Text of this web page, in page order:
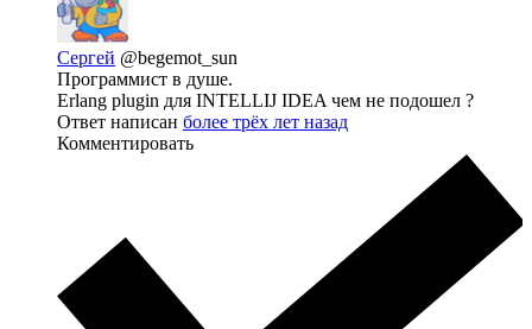
Сергей @begemot_sun
Программист в душе.
Erlang plugin для INTELLIJ IDEA чем не подошел ?
Ответ написан более трёх лет назад
Комментировать